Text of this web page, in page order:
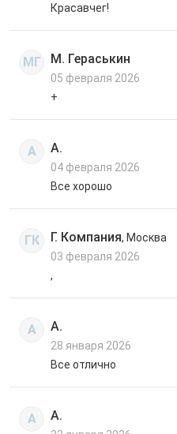
Красавчег!
МГ М. Гераськин
05 февраля 2026
+
А А.
04 февраля 2026
Все хорошо
ГК Г. Компания, Москва
03 февраля 2026
,
А А.
28 января 2026
Все отлично
А А.